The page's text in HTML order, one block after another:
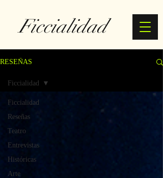
Ficcialidad
RESEÑAS
Ficcialidad
Reseñas
Teatro
Entrevistas
Históricas
Arte
Ficcialidad